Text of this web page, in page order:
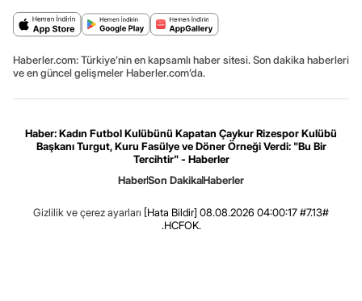
Haberler.com: Türkiye’nin en kapsamlı haber sitesi. Son dakika haberleri
ve en güncel gelişmeler Haberler.com’da.
Haber: Kadın Futbol Kulübünü Kapatan Çaykur Rizespor Kulübü
Başkanı Turgut, Kuru Fasülye ve Döner Örneği Verdi: "Bu Bir
Tercihtir" - Haberler
HaberSon DakikaHaberler
Gizlilik ve çerez ayarları [Hata Bildir] 08.08.2026 04:00:17 #7.13#
.HCFOK.